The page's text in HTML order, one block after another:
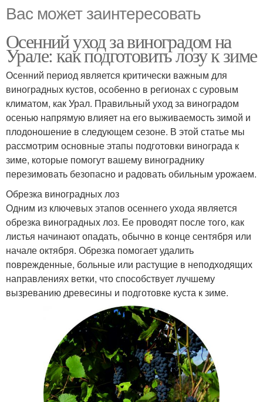
Вас может заинтересовать
Осенний уход за виноградом на
Урале: как подготовить лозу к зиме
Осенний период является критически важным для
виноградных кустов, особенно в регионах с суровым
климатом, как Урал. Правильный уход за виноградом
осенью напрямую влияет на его выживаемость зимой и
плодоношение в следующем сезоне. В этой статье мы
рассмотрим основные этапы подготовки винограда к
зиме, которые помогут вашему винограднику
перезимовать безопасно и радовать обильным урожаем.
Обрезка виноградных лоз
Одним из ключевых этапов осеннего ухода является
обрезка виноградных лоз. Ее проводят после того, как
листья начинают опадать, обычно в конце сентября или
начале октября. Обрезка помогает удалить
поврежденные, больные или растущие в неподходящих
направлениях ветки, что способствует лучшему
вызреванию древесины и подготовке куста к зиме.